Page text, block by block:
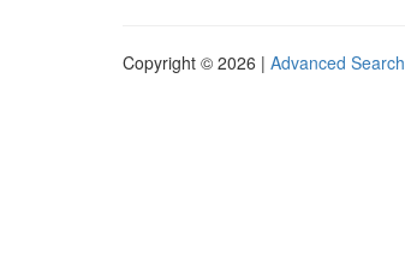
Copyright © 2026 | Advanced Search